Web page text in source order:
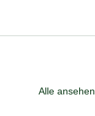
Alle ansehen